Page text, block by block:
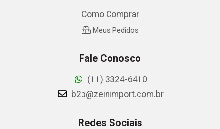
Como Comprar
Meus Pedidos
Fale Conosco
(11) 3324-6410
b2b@zeinimport.com.br
Redes Sociais